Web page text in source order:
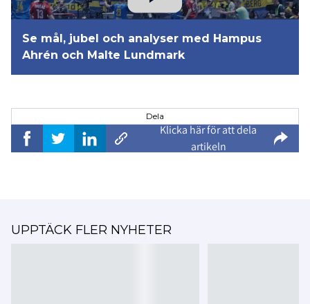
Se mål, jubel och analyser med Hampus
Ahrén och Malte Lundmark
Dela
Klicka här för att dela
artikeln
UPPTÄCK FLER NYHETER